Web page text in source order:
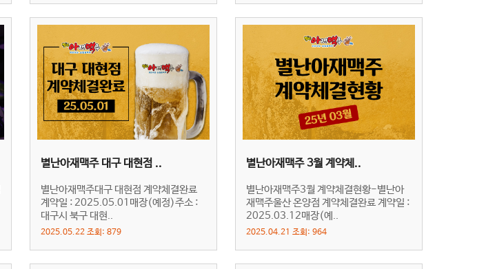
별난아재맥주 대구 대현점 ..
별난아재맥주대구 대현점 계약체결완료
계약일 : 2025.05.01매장(예정)주소 :
대구시 북구 대현..
2025.05.22 조회: 879
별난아재맥주 3월 계약체..
별난아재맥주3월 계약체결현황-별난아
재맥주울산 온양점 계약체결완료 계약일 :
2025.03.12매장(예..
2025.04.21 조회: 964